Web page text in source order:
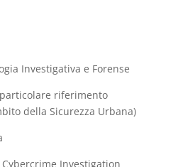
Investigativa e Forense
riferimento
della Sicurezza Urbana)
Investigation